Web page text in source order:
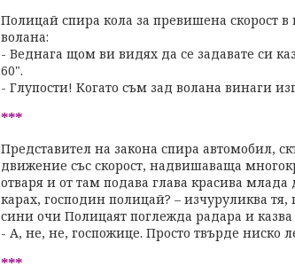
Полицай спира кола за превишена скорост в
волана:
- Веднага щом ви видях да се задавате си
60".
- Глупости! Когато съм зад волана винаги
***
Представител на закона спира автомобил,
движение със скорост, надвишаваща
отваря и от там подава глава красива
карах, господин полицай? – изчуруликва
сини очи Полицаят поглежда радара и казва
- А, не, не, госпожице. Просто твърде ниско
***